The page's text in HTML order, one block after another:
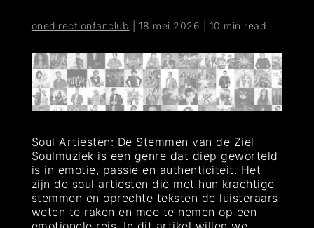
onedirectionfanclub 18 mei 2026 10 min read
Soul Artiesten: De Stemmen van de Ziel
Soulmuziek is een genre dat diep geworteld
is in emotie, passie en authenticiteit. Het
zijn de soul artiesten die met hun krachtige
stemmen en oprechte teksten de luisteraars
weten te raken en mee te nemen op een